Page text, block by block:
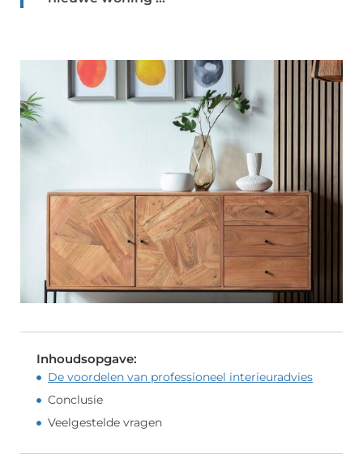
Inhoudsopgave:
De voordelen van professioneel interieuradvies
Conclusie
Veelgestelde vragen